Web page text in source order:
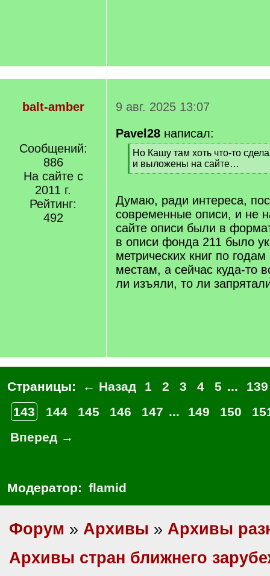
balt-amber
Сообщений:
886
На сайте с
2011 г.
Рейтинг:
492
9 авг. 2025 13:07
Pavel28 написал:
[
q
]
Но Кашу там хоть что-то
и выложены на сайте…
[
q
]
Думаю, ради интереса,
современные описи, и не
сайте описи были в
в описи фонда 211 было
метрических книг по
местам, а сейчас куда-то
ли изъяли, то ли
Страницы: ← Назад 1 2 3 4 5 ...
139
143
144 145 146 147 ... 149 150
Вперед →
Модератор: flamid
Форум » Архивы » Архивы
Архивы стран ближнего